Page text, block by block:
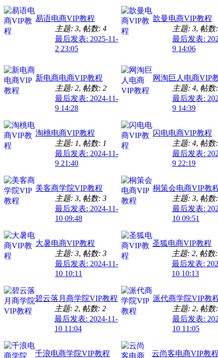
易语电商VIP教程
主题: 3, 帖数: 4
最后发表: 2025-11-
2 23:05
歆曼电商VIP教程
主题: 3, 帖数
最后发表:
9 14:06
新电商电商VIP教程
主题: 2, 帖数: 2
最后发表: 2024-11-
9 14:28
网淘巨人电商VIP
主题: 4, 帖数
最后发表:
9 14:39
淘桃电商VIP教程
主题: 1, 帖数: 1
最后发表: 2024-11-
9 21:40
闪电电商VIP教程
主题: 4, 帖数
最后发表:
9 22:19
美客商学院VIP教程
主题: 3, 帖数: 3
最后发表: 2024-11-
10 09:48
桐策会电商VIP教
主题: 3, 帖数
最后发表:
10 09:51
大暑电商VIP教程
主题: 3, 帖数: 3
最后发表: 2024-11-
10 10:11
圣狐电商VIP教程
主题: 2, 帖数
最后发表:
10 10:13
碧云落月商学院VIP教程
主题: 2, 帖数: 2
最后发表: 2024-11-
10 11:04
派代商学院VIP教
主题: 2, 帖数
最后发表:
10 11:05
千浪电商学院VIP教程
云尚客电商VIP教